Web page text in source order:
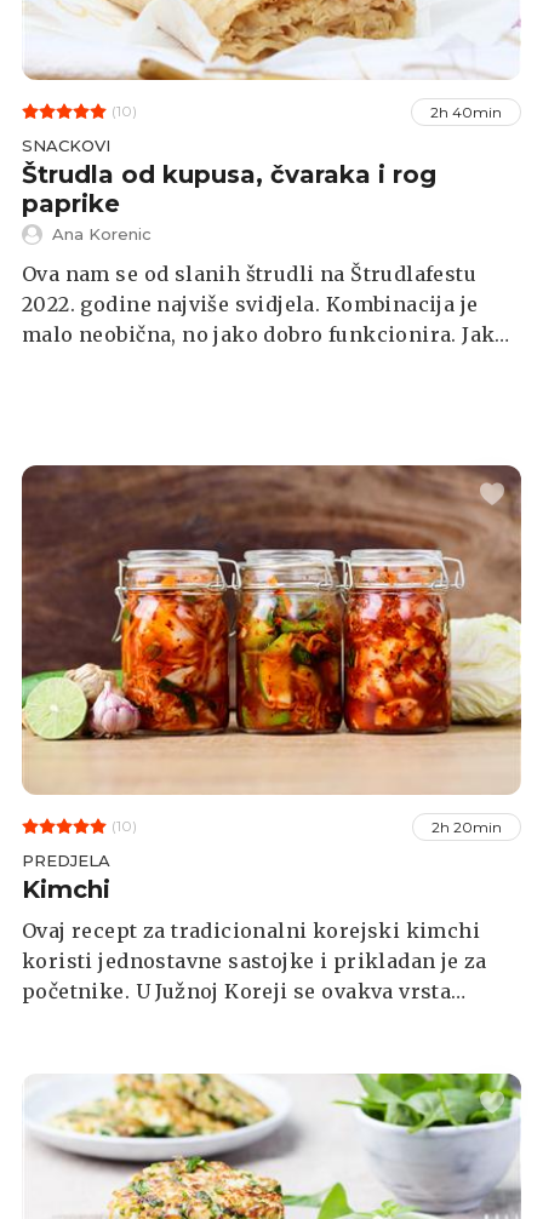
(10) 2h 40min
SNACKOVI
Štrudla od kupusa, čvaraka i rog
paprike
Ana Korenic
Ova nam se od slanih štrudli na Štrudlafestu
2022. godine najviše svidjela. Kombinacija je
malo neobična, no jako dobro funkcionira. Jako
dobile ocjenu više.
(10) 2h 20min
PREDJELA
Kimchi
Ovaj recept za tradicionalni korejski kimchi
koristi jednostavne sastojke i prikladan je za
početnike. U Južnoj Koreji se ovakva vrsta
god" ili "kako god želite".